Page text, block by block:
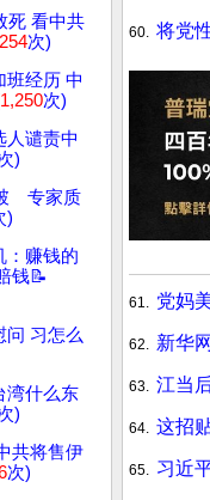
死 看中共
次)
班经历 中
1,250次)
人谴责中
)
专家质
)
：赚钱的
钱📝
问 习怎么
湾什么东
)
共将售伊
次)
60. 将党
61. 党妈
62. 新华
63. 江当
64. 这招
65. 习近